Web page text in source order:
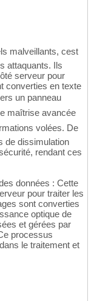
malveillants, cest
attaquants. Ils
serveur pour
converties en texte
un panneau
maîtrise avancée
volées. De
de dissimulation
rendant ces
données : Cette
pour traiter les
sont converties
optique de
et gérées par
processus
le traitement et